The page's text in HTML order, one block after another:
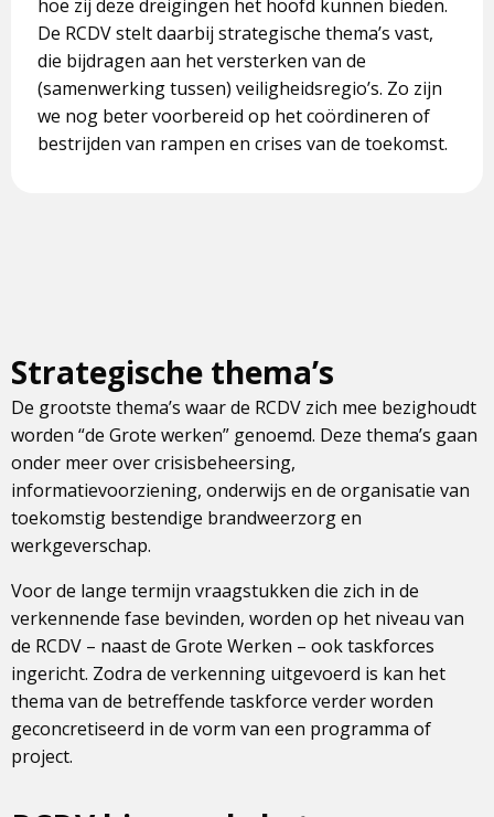
hoe zij deze dreigingen het hoofd kunnen bieden.
De RCDV stelt daarbij strategische thema’s vast,
die bijdragen aan het versterken van de
(samenwerking tussen) veiligheidsregio’s. Zo zijn
we nog beter voorbereid op het coördineren of
bestrijden van rampen en crises van de toekomst.
Strategische thema’s
De grootste thema’s waar de RCDV zich mee bezighoudt
worden “de Grote werken” genoemd. Deze thema’s gaan
onder meer over crisisbeheersing,
informatievoorziening, onderwijs en de organisatie van
toekomstig bestendige brandweerzorg en
werkgeverschap.
Voor de lange termijn vraagstukken die zich in de
verkennende fase bevinden, worden op het niveau van
de RCDV – naast de Grote Werken – ook taskforces
ingericht. Zodra de verkenning uitgevoerd is kan het
thema van de betreffende taskforce verder worden
geconcretiseerd in de vorm van een programma of
project.